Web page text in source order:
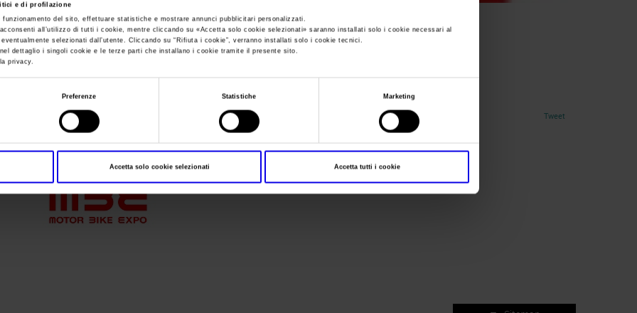
e di profilazione
del sito, effettuare statistiche e mostrare annunci pubblicitari personalizzati.
all’utilizzo di tutti i cookie, mentre cliccando su «Accetta solo cookie selezionati» saranno installati solo i cookie necessari al
selezionati dall’utente. Cliccando su “Rifiuta i cookie”, verranno installati solo i cookie tecnici.
dettaglio i singoli cookie e le terze parti che installano i cookie tramite il presente sito.
privacy.
Preferenze Statistiche Marketing
Accetta solo cookie selezionati Accetta tutti i cookie
Sei in:I nostri prodotti in Italia>okMBE_logo_red_rgb
okMBE_logo_red_rgb
Tweet